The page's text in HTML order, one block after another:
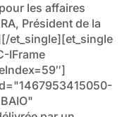
les affaires
Président de la
et_single][et_single
IFrame